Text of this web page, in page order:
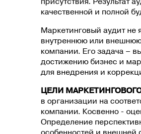
качественной и полной
Маркетинговый аудит
внутреннюю или
компании. Его задача –
достижению бизнес и
для внедрения и
ЦЕЛИ
в организации на
компании. Косвенно -
Определение